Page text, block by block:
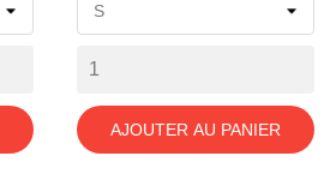
AJOUTER AU PANIER